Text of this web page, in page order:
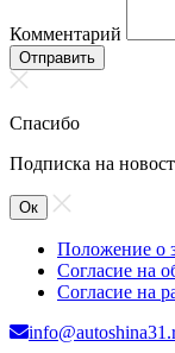
Комментарий
Отправить
Спасибо
Подписка на
Ок
Положение о
Согласие на
Согласие на